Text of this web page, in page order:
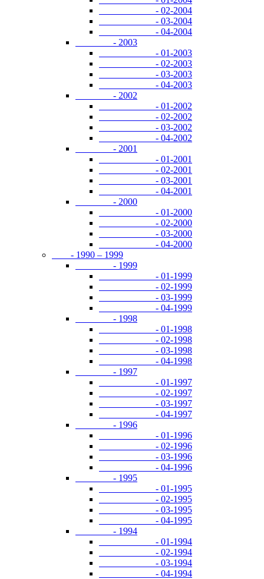
- 02-2004
- 03-2004
- 04-2004
- 2003
- 01-2003
- 02-2003
- 03-2003
- 04-2003
- 2002
- 01-2002
- 02-2002
- 03-2002
- 04-2002
- 2001
- 01-2001
- 02-2001
- 03-2001
- 04-2001
- 2000
- 01-2000
- 02-2000
- 03-2000
- 04-2000
- 1990 – 1999
- 1999
- 01-1999
- 02-1999
- 03-1999
- 04-1999
- 1998
- 01-1998
- 02-1998
- 03-1998
- 04-1998
- 1997
- 01-1997
- 02-1997
- 03-1997
- 04-1997
- 1996
- 01-1996
- 02-1996
- 03-1996
- 04-1996
- 1995
- 01-1995
- 02-1995
- 03-1995
- 04-1995
- 1994
- 01-1994
- 02-1994
- 03-1994
- 04-1994